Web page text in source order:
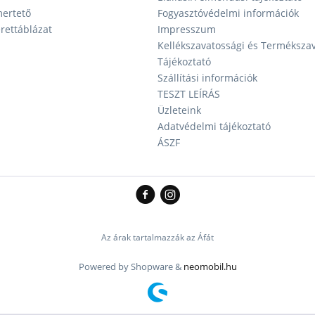
Fogyasztóvédelmi információk
Impresszum
Kellékszavatossági és
Tájékoztató
Szállítási információk
TESZT LEÍRÁS
Üzleteink
Adatvédelmi tájékoztató
ÁSZF
Az árak tartalmazzák az Áfát
Powered by Shopware & neomobil.hu